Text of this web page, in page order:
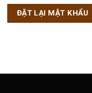
ĐẶT LẠI MẬT KHẨU